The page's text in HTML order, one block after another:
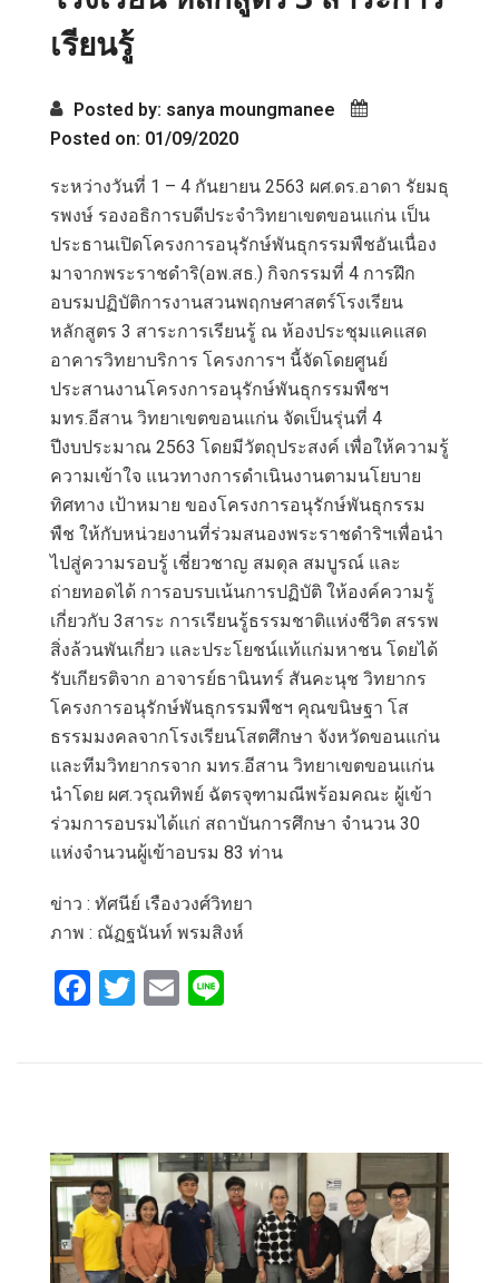
เรียนรู้
Posted by: sanya moungmanee
Posted on: 01/09/2020
ระหว่างวันที่ 1 – 4 กันยายน 2563 ผศ.ดร.อาดา รัยมธุ
รพงษ์ รองอธิการบดีประจำวิทยาเขตขอนแก่น เป็น
ประธานเปิดโครงการอนุรักษ์พันธุกรรมพืชอันเนื่อง
มาจากพระราชดำริ(อพ.สธ.) กิจกรรมที่ 4 การฝึก
อบรมปฏิบัติการงานสวนพฤกษศาสตร์โรงเรียน
หลักสูตร 3 สาระการเรียนรู้ ณ ห้องประชุมแคแสด
อาคารวิทยาบริการ โครงการฯ นี้จัดโดยศูนย์
ประสานงานโครงการอนุรักษ์พันธุกรรมพืชฯ
มทร.อีสาน วิทยาเขตขอนแก่น จัดเป็นรุ่นที่ 4
ปีงบประมาณ 2563 โดยมีวัตถุประสงค์ เพื่อให้ความรู้
ความเข้าใจ แนวทางการดำเนินงานตามนโยบาย
ทิศทาง เป้าหมาย ของโครงการอนุรักษ์พันธุกรรม
พืช ให้กับหน่วยงานที่ร่วมสนองพระราชดำริฯเพื่อนำ
ไปสู่ความรอบรู้ เชี่ยวชาญ สมดุล สมบูรณ์ และ
ถ่ายทอดได้ การอบรบเน้นการปฏิบัติ ให้องค์ความรู้
เกี่ยวกับ 3สาระ การเรียนรู้ธรรมชาติแห่งชีวิต สรรพ
สิ่งล้วนพันเกี่ยว และประโยชน์แท้แก่มหาชน โดยได้
รับเกียรติจาก อาจารย์ธานินทร์ สันคะนุช วิทยากร
โครงการอนุรักษ์พันธุกรรมพืชฯ คุณขนิษฐา โส
ธรรมมงคลจากโรงเรียนโสตศึกษา จังหวัดขอนแก่น
และทีมวิทยากรจาก มทร.อีสาน วิทยาเขตขอนแก่น
นำโดย ผศ.วรุณทิพย์ ฉัตรจุฑามณีพร้อมคณะ ผู้เข้า
ร่วมการอบรมได้แก่ สถาบันการศึกษา จำนวน 30
แห่งจำนวนผู้เข้าอบรม 83 ท่าน
ข่าว : ทัศนีย์ เรืองวงศ์วิทยา
ภาพ : ณัฏฐนันท์ พรมสิงห์
F
o
k
T
E